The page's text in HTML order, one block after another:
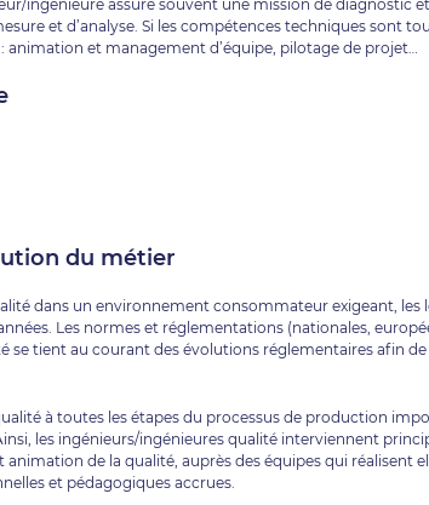
ingénieure assure souvent une mission de diagnostic
et d’analyse. Si les compétences techniques sont
animation et management d’équipe, pilotage de projet…
du métier
dans un environnement consommateur exigeant, les
Les normes et réglementations (nationales,
se tient au courant des évolutions réglementaires afin de
à toutes les étapes du processus de production
les ingénieurs/ingénieures qualité interviennent
animation de la qualité, auprès des équipes qui réalisent
et pédagogiques accrues.